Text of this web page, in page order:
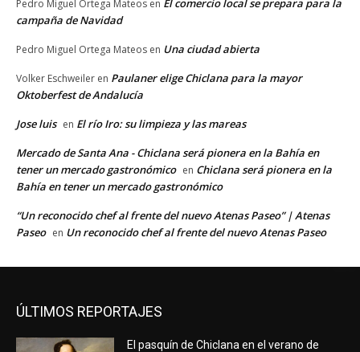
Pedro Miguel Ortega Mateos en El comercio local se prepara para la
campaña de Navidad
Pedro Miguel Ortega Mateos en Una ciudad abierta
Volker Eschweiler en Paulaner elige Chiclana para la mayor
Oktoberfest de Andalucía
Jose luis en El río Iro: su limpieza y las mareas
Mercado de Santa Ana - Chiclana será pionera en la Bahía en
tener un mercado gastronómico en Chiclana será pionera en la
Bahía en tener un mercado gastronómico
“Un reconocido chef al frente del nuevo Atenas Paseo” | Atenas
Paseo en Un reconocido chef al frente del nuevo Atenas Paseo
ÚLTIMOS REPORTAJES
El pasquín de Chiclana en el verano de